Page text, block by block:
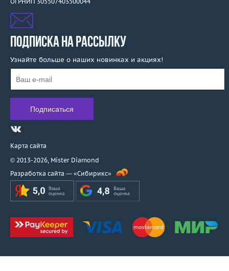
ПОДПИСКА НА РАССЫЛКУ
Узнайте больше о наших новинках и акциях!
Карта сайта
© 2013-2026, Mister Diamond
Разработка сайта — «Сибирикс»